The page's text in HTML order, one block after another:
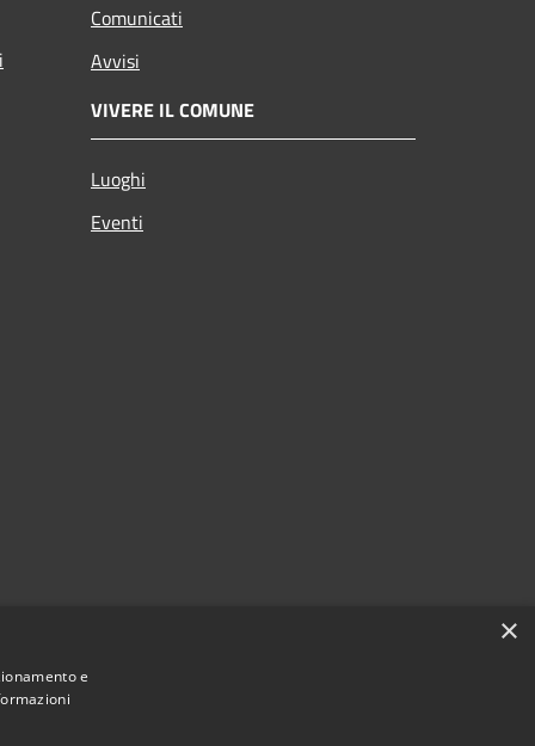
Comunicati
Avvisi
VIVERE IL COMUNE
Luoghi
Eventi
×
e